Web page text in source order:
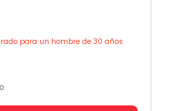
para un hombre de 30 años